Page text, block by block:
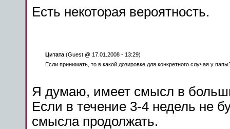
Есть некоторая вероятность.
Цитата(Guest @ 17.01.2008 - 13:29)
Если принимать, то в какой дозировке для конкретного случая у
Я думаю, имеет смысл в
Если в течение 3-4 недель не
смысла продолжать.